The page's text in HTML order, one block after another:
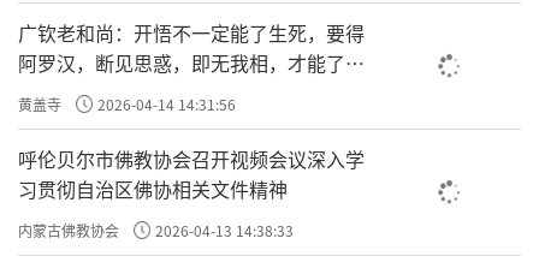
广钦老和尚：开悟不一定能了生死，要得
阿罗汉，断见思惑，即无我相，才能了生
死
黄盖寺 2026-04-14 14:31:56
呼伦贝尔市佛教协会召开视频会议深入学
习贯彻自治区佛协相关文件精神
内蒙古佛教协会 2026-04-13 14:38:33